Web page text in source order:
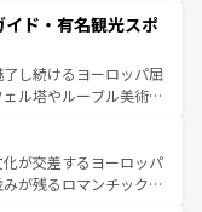
ない旅をしてみよう！
フラメンコ、熱気あふ
生活の一部となってい
囲気や、バルセロナの
古代ローマ遺跡や中世
なるスペインはその個
を魅了する。 なお、新着のスペイン情報は コ
ド・有名観光スポ
し続けるヨーロッパ屈
ル塔やルーブル美術館
麗な宮殿、歴史的な大
自然が、訪れる者を心
食の国としても知ら
が交差するヨーロッパ
が残るロマンチック街